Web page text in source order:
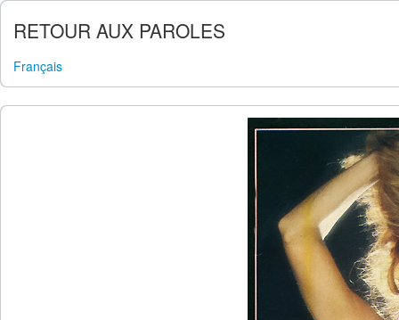
RETOUR AUX PAROLES
Français